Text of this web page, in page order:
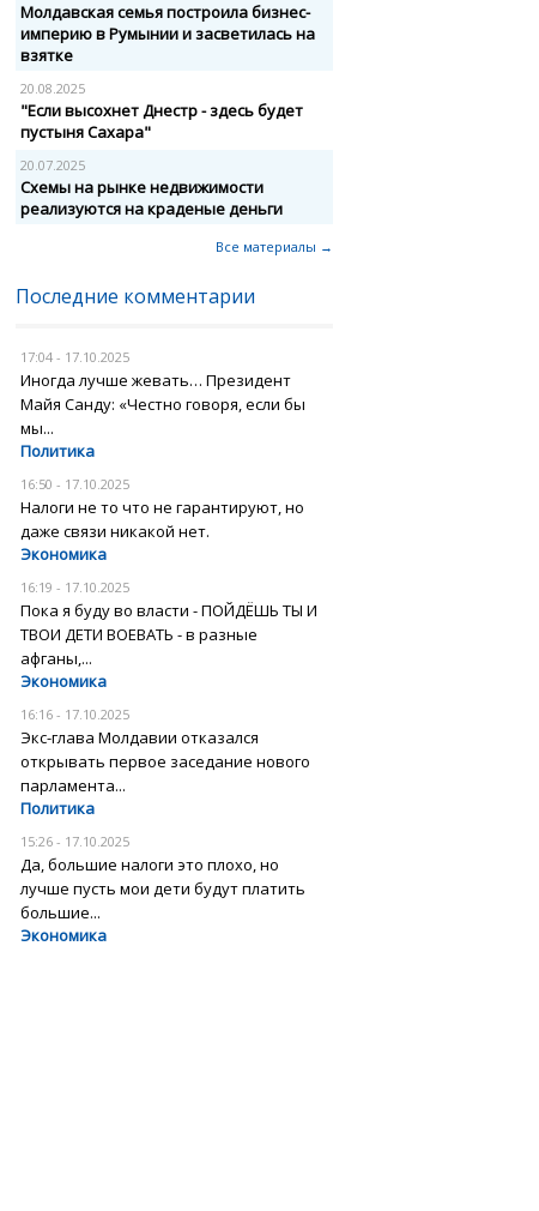
Молдавская семья построила бизнес-
империю в Румынии и засветилась на
взятке
20.08.2025
"Если высохнет Днестр - здесь будет
пустыня Сахара"
20.07.2025
Схемы на рынке недвижимости
реализуются на краденые деньги
Все материалы →
Последние комментарии
17:04 - 17.10.2025
Иногда лучше жевать… Президент
Майя Санду: «Честно говоря, если бы
мы...
Политика
16:50 - 17.10.2025
Налоги не то что не гарантируют, но
даже связи никакой нет.
Экономика
16:19 - 17.10.2025
Пока я буду во власти - ПОЙДЁШЬ ТЫ И
ТВОИ ДЕТИ ВОЕВАТЬ - в разные
афганы,...
Экономика
16:16 - 17.10.2025
Экс-глава Молдавии отказался
открывать первое заседание нового
парламента...
Политика
15:26 - 17.10.2025
Да, большие налоги это плохо, но
лучше пусть мои дети будут платить
большие...
Экономика